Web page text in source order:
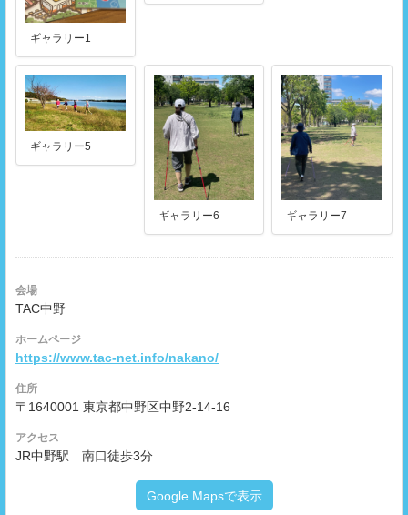
ギャラリー1
ギャラリー5
ギャラリー6 ギャラリー7
会場
TAC中野
ホームページ
https://www.tac-net.info/nakano/
住所
〒1640001 東京都中野区中野2-14-16
アクセス
JR中野駅 南口徒歩3分
Google Mapsで表示